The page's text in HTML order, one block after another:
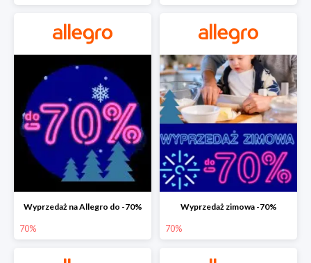
Wyprzedaż na Allegro do -70%
70%
Wyprzedaż zimowa -70%
70%